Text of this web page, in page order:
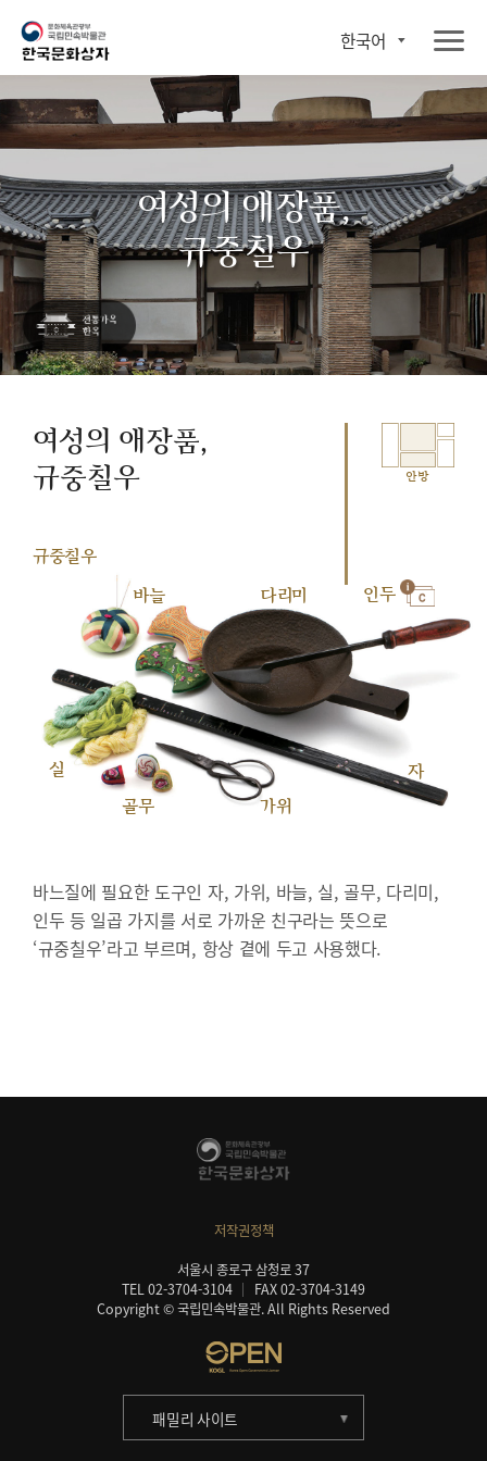
한국어
여성의 애장품,
규중칠우
여성의 애장품,
규중칠우
안방
규중칠우
바늘
다리미 인두
실
골무
가위
자
바느질에 필요한 도구인 자, 가위, 바늘, 실, 골무, 다리미,
인두 등 일곱 가지를 서로 가까운 친구라는 뜻으로
‘규중칠우’라고 부르며, 항상 곁에 두고 사용했다.
저작권정책
서울시 종로구 삼청로 37
TEL 02-3704-3104
FAX 02-3704-3149
Copyright © 국립민속박물관. All Rights Reserved
패밀리 사이트